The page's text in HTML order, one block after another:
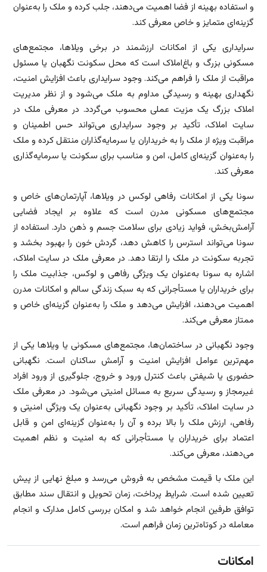
و استفاده بهینه از فضا اهمیت می‌دهند، جلب کرده و ملک را به‌عنوان
گزینه‌ای متمایز و خاص معرفی کند.
سرایداری یکی از امکانات ارزشمند در برخی ویلاها، مجتمع‌های
مسکونی بزرگ و باغ‌املاک است که محل سکونت نگهبان یا مسئول
مراقبت از ملک را فراهم می‌کند. وجود سرایداری باعث افزایش امنیت،
نگهداری بهینه و رسیدگی مداوم به ملک می‌شود و از نظر مدیریت
املاک بزرگ یک مزیت عملی محسوب می‌گردد. در معرفی ملک در
سایت املاک، تأکید بر وجود سرایداری می‌تواند حس اطمینان و
مراقبت ویژه از ملک را به خریداران یا سرمایه‌گذاران منتقل کرده و ملک
را به‌عنوان گزینه‌ای کامل، امن و مناسب برای سکونت یا سرمایه‌گذاری
معرفی کند.
سونا یکی از امکانات رفاهی لوکس در ویلاها، آپارتمان‌های خاص و
مجتمع‌های مسکونی مدرن است که علاوه بر ایجاد فضایی
آرامش‌بخش، فواید زیادی برای سلامت جسم و ذهن دارد. استفاده از
سونا می‌تواند استرس را کاهش دهد، گردش خون را بهبود بخشد و
تجربه سکونت در ملک را ارتقا دهد. در معرفی ملک در سایت املاک،
اشاره به سونا به‌عنوان یک ویژگی رفاهی و لوکس، جذابیت ملک را
برای خریداران یا مستأجرانی که به سبک زندگی سالم و امکانات مدرن
اهمیت می‌دهند، افزایش می‌دهد و ملک را به‌عنوان گزینه‌ای خاص و
ممتاز معرفی می‌کند.
وجود نگهبانی در ساختمان‌ها، مجتمع‌های مسکونی یا ویلاها یکی از
مهم‌ترین عوامل افزایش امنیت و آرامش ساکنان است. نگهبانی
حضوری یا شیفتی باعث کنترل ورود و خروج، جلوگیری از ورود افراد
غیرمجاز و رسیدگی سریع به مسائل امنیتی می‌شود. در معرفی ملک
در سایت املاک، تأکید بر وجود نگهبانی به‌عنوان یک ویژگی امنیتی و
رفاهی، ارزش ملک را بالا برده و آن را به‌عنوان گزینه‌ای امن و قابل
اعتماد برای خریداران یا مستأجرانی که به امنیت و نظم اهمیت
می‌دهند، معرفی می‌کند.
این ملک با قیمت مشخص به فروش می‌رسد و مبلغ نهایی از پیش
تعیین شده است. شرایط پرداخت، زمان تحویل و انتقال سند مطابق
توافق طرفین انجام خواهد شد و امکان بررسی کامل مدارک و انجام
معامله در کوتاه‌ترین زمان فراهم است.
امکانات